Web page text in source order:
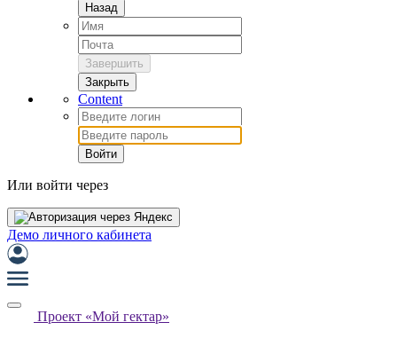
Назад
Завершить
Закрыть
Content
Войти
Или войти через
Демо личного кабинета
Проект «Мой гектар»